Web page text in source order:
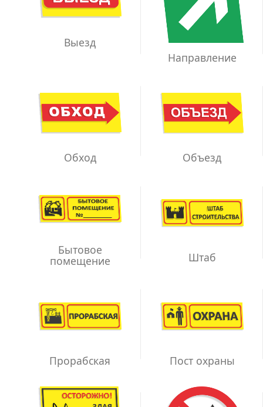
Выезд
Направление
Обход Объезд
Бытовое
помещение Штаб
Прорабская Пост охраны